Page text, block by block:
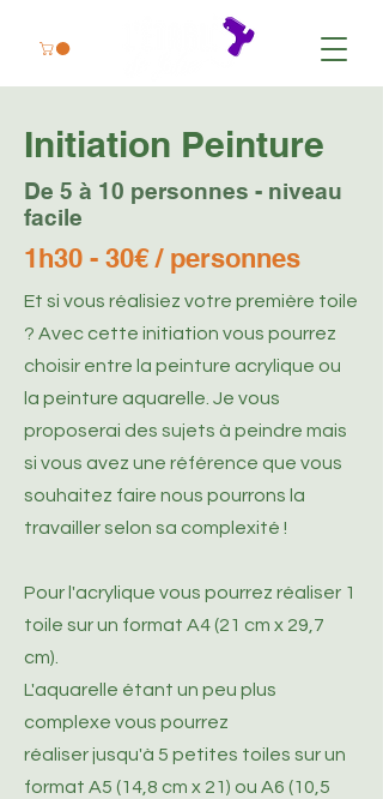
Initiation Peinture
De 5 à 10 personnes - niveau
facile
1h30 - 30€ / personnes
Et si vous réalisiez votre première toile
? Avec cette initiation vous pourrez
choisir entre la peinture acrylique ou
la peinture aquarelle. Je vous
proposerai des sujets à peindre mais
si vous avez une référence que vous
souhaitez faire nous pourrons la
travailler selon sa complexité !
Pour l'acrylique vous pourrez réaliser 1
toile sur un format A4 (21 cm x 29,7
cm).
L'aquarelle étant un peu plus
complexe vous pourrez
réaliserjusqu'à 5 petites toiles sur un
format A5 (14,8 cm x 21) ou A6 (10,5